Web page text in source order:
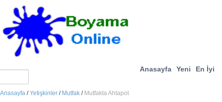
Anasayfa Yeni En İyi
Anasayfa /Yetişkinler / Mutfak / Mutfakta Ahtapot